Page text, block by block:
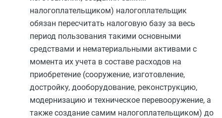
налогоплательщиком) налогоплательщик
обязан пересчитать налоговую базу за весь
период пользования такими основными
средствами и нематериальными активами с
момента их учета в составе расходов на
приобретение (сооружение, изготовление,
достройку, дооборудование, реконструкцию,
модернизацию и техническое перевооружение, а
также создание самим налогоплательщиком) до